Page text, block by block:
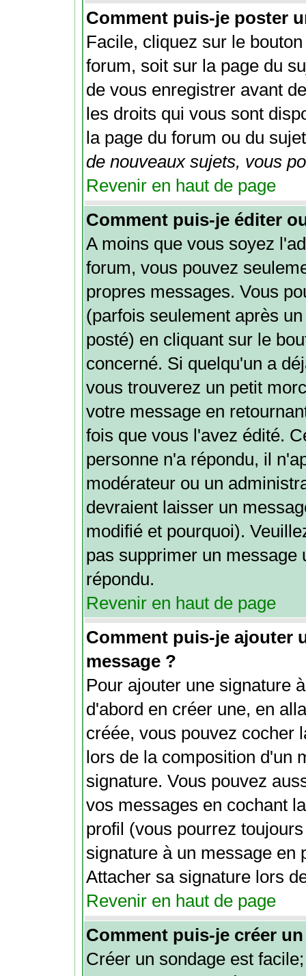
Comment puis-je poster
Facile, cliquez sur le
forum, soit sur la page du
de vous enregistrer avant
les droits qui vous sont
la page du forum ou du
de nouveaux sujets, vous
Revenir en haut de page
Comment puis-je éditer
A moins que vous soyez
forum, vous pouvez
propres messages. Vous
(parfois seulement après
posté) en cliquant sur le
concerné. Si quelqu'un a
vous trouverez un petit
votre message en
fois que vous l'avez édité.
personne n'a répondu, il
modérateur ou un
devraient laisser un
modifié et pourquoi).
pas supprimer un message
répondu.
Revenir en haut de page
Comment puis-je ajouter
message ?
Pour ajouter une signature
d'abord en créer une, en
créée, vous pouvez cocher
lors de la composition d'un
signature. Vous pouvez
vos messages en cochant
profil (vous pourrez
signature à un message en
Attacher sa signature lors
Revenir en haut de page
Comment puis-je créer
Créer un sondage est